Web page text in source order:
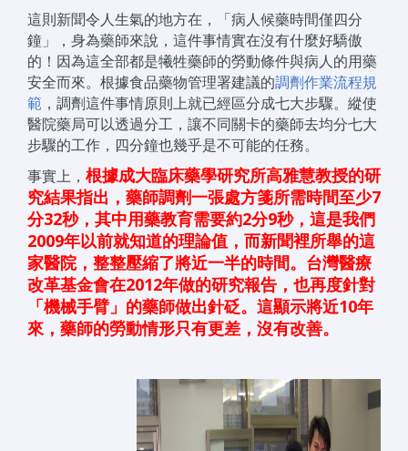
這則新聞令人生氣的地方在，「病人候藥時間僅四分
鐘」，身為藥師來說，這件事情實在沒有什麼好驕傲
的！因為這全部都是犧牲藥師的勞動條件與病人的用藥
安全而來。根據食品藥物管理署建議的調劑作業流程規
範 ，調劑這件事情原則上就已經區分成七大步驟。縱使
醫院藥局可以透過分工，讓不同關卡的藥師去均分七大
步驟的工作，四分鐘也幾乎是不可能的任務。
事實上， 根據成大臨床藥學研究所高雅慧教授的研
究結果指出 ，藥師調劑一張處方箋所需時間至少7
分32秒，其中用藥教育需要約2分9秒，這是我們
2009年以前就知道的理論值，而新聞裡所舉的這
家醫院，整整壓縮了將近一半的時間。台灣醫療
改革基金會在2012年做的研究報告 ，也再度針對
「機械手臂」的藥師做出針砭。這顯示將近10年
來，藥師的勞動情形只有更差，沒有改善。